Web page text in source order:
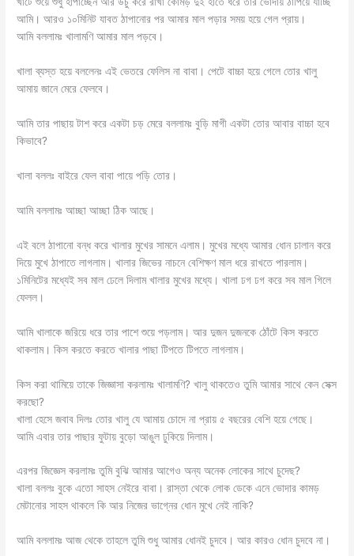
আমি। আরও ১০মিনিট যাবত ঠাপানোর পর আমার মাল পড়ার সময় হয়ে গেল প্রায়।
আমি বললামঃ খালামণি আমার মাল পড়বে।
খালা ব্যস্ত হয়ে বললেনঃ এই ভেতরে ফেলিস না বাবা। পেটে বাচ্চা হয়ে গেলে তোর খালু
আমায় জানে মেরে ফেলবে।
আমি তার পাছায় টাশ করে একটা চড় মেরে বললামঃ বুড়ি মাগী একটা তোর আবার বাচ্চা হবে
কিভাবে?
খালা বললঃ বাইরে ফেল বাবা পায়ে পড়ি তোর।
আমি বললামঃ আচ্ছা আচ্ছা ঠিক আছে।
এই বলে ঠাপানো বন্ধ করে খালার মুখের সামনে এলাম। মুখের মধ্যে আমার ধোন চালান করে
দিয়ে মুখে ঠাপাতে লাগলাম। খালার জিভের নাচনে বেশিক্ষণ মাল ধরে রাখতে পারলাম।
১মিনিটের মধ্যেই সব মাল ঢেলে দিলাম খালার মুখের মধ্যে। খালা ঢগ ঢগ করে সব মাল গিলে
ফেলল।
আমি খালাকে জরিয়ে ধরে তার পাশে শুয়ে পড়লাম। আর দুজন দুজনকে ঠোঁটে কিস করতে
থাকলাম। কিস করতে করতে খালার পাছা টিপতে টিপতে লাগলাম।
কিস করা থামিয়ে তাকে জিজ্ঞাসা করলামঃ খালামণি? খালু থাকতেও তুমি আমার সাথে কেন সেক্স
করছো?
খালা হেসে জবাব দিলঃ তোর খালু যে আমায় চোদে না প্রায় ৫ বছরের বেশি হয়ে গেছে।
আমি এবার তার পাছার ফুটায় বুড়ো আঙুল ঢুকিয়ে দিলাম।
এরপর জিজ্ঞেস করলামঃ তুমি বুঝি আমার আগেও অন্য অনেক লোকের সাথে চুদেছ?
খালা বললঃ বুকে এতো সাহস নেইরে বাবা। রাস্তা থেকে লোক ডেকে এনে ভোদার কামড়
মেটানোর সাহস থাকলে কি আর নিজের ভাগ্নের ধোন মুখে নেই নাকি?
আমি বললামঃ আজ থেকে তাহলে তুমি শুধু আমার ধোনই চুদবে। আর কারও ধোন চুদবে না।